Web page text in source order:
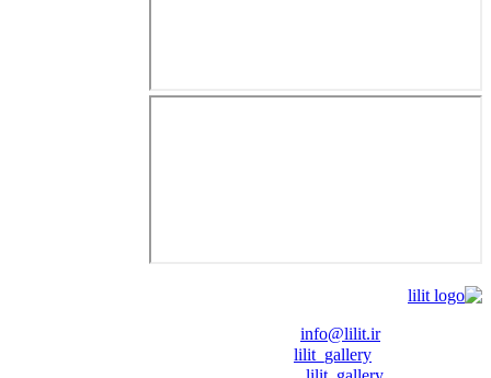
info@lilit.ir
lilit_gallery